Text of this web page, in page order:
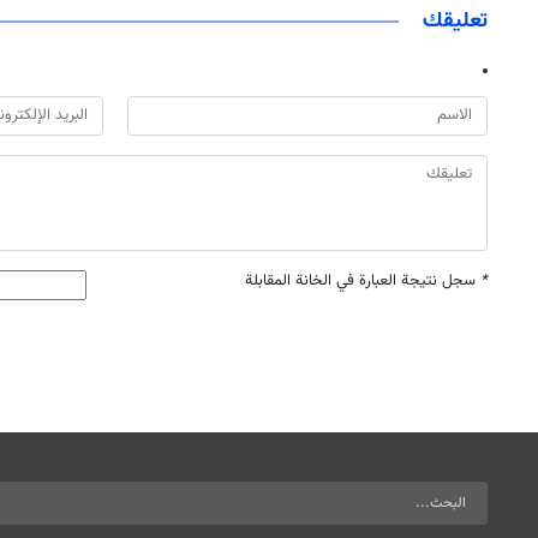
تعليقك
* سجل نتيجة العبارة في الخانة المقابلة